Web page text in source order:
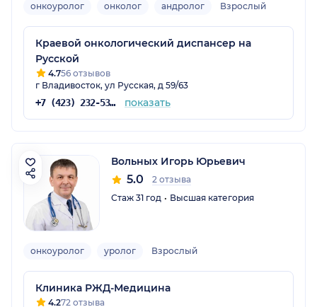
онкоуролог онколог андролог Взрослый
Краевой онкологический диспансер на
Русской
4.756 отзывов
г Владивосток, ул Русская, д 59/63
+7 (423) 232-53-79 показать
Вольных Игорь Юрьевич
5.0
2 отзыва
Стаж 31 год
Высшая категория
онкоуролог уролог Взрослый
Клиника РЖД-Медицина
4.272 отзыва